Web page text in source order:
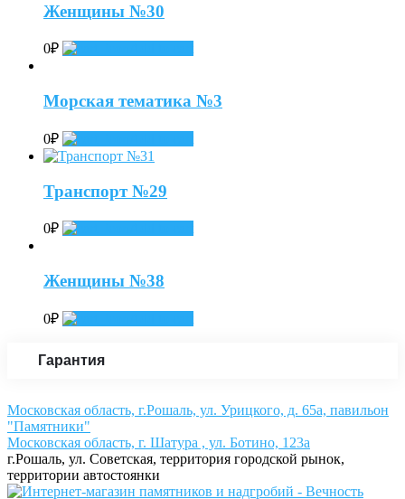
Женщины №30
0₽
Морская тематика №3
0₽
Транспорт №29
0₽
Женщины №38
0₽
Гарантия
Московская область, г.Рошаль, ул. Урицкого, д. 65а, павильон
"Памятники"
Московская область, г. Шатура , ул. Ботино, 123а
г.Рошаль, ул. Советская, территория городской рынок,
территории автостоянки